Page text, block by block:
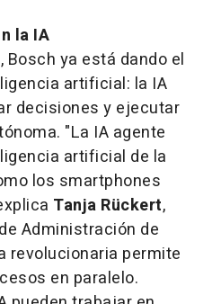
la IA
ya está dando el
artificial: la IA
decisiones y ejecutar
"La IA agente
artificial de la
los smartphones
Tanja Rückert,
Administración de
revolucionaria permite
en paralelo.